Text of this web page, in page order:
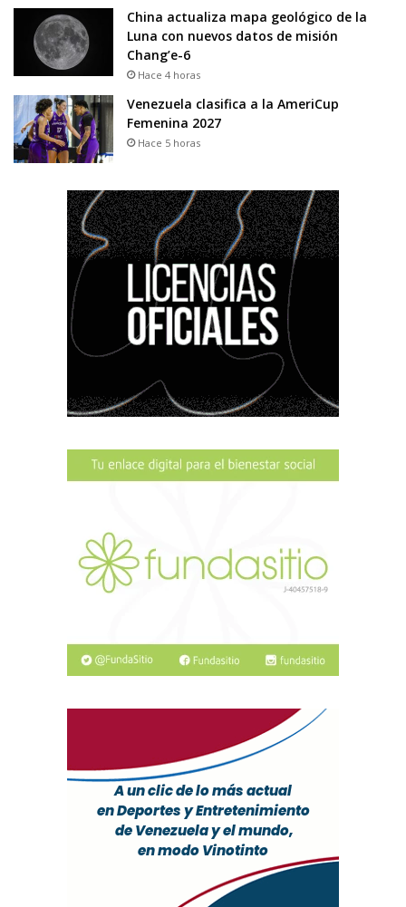
China actualiza mapa geológico de la
Luna con nuevos datos de misión
Chang’e-6
Hace 4 horas
Venezuela clasifica a la AmeriCup
Femenina 2027
Hace 5 horas